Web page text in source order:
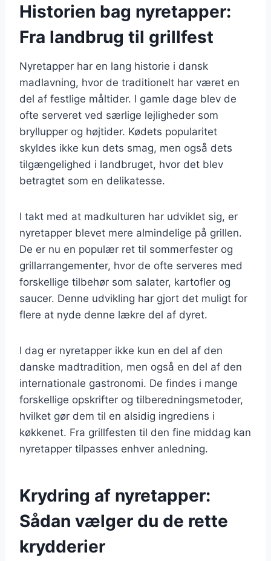
Historien bag nyretapper:
Fra landbrug til grillfest
Nyretapper har en lang historie i dansk
madlavning, hvor de traditionelt har været en
del af festlige måltider. I gamle dage blev de
ofte serveret ved særlige lejligheder som
bryllupper og højtider. Kødets popularitet
skyldes ikke kun dets smag, men også dets
tilgængelighed i landbruget, hvor det blev
betragtet som en delikatesse.
I takt med at madkulturen har udviklet sig, er
nyretapper blevet mere almindelige på grillen.
De er nu en populær ret til sommerfester og
grillarrangementer, hvor de ofte serveres med
forskellige tilbehør som salater, kartofler og
saucer. Denne udvikling har gjort det muligt for
flere at nyde denne lækre del af dyret.
I dag er nyretapper ikke kun en del af den
danske madtradition, men også en del af den
internationale gastronomi. De findes i mange
forskellige opskrifter og tilberedningsmetoder,
hvilket gør dem til en alsidig ingrediens i
køkkenet. Fra grillfesten til den fine middag kan
nyretapper tilpasses enhver anledning.
Krydring af nyretapper:
Sådan vælger du de rette
krydderier